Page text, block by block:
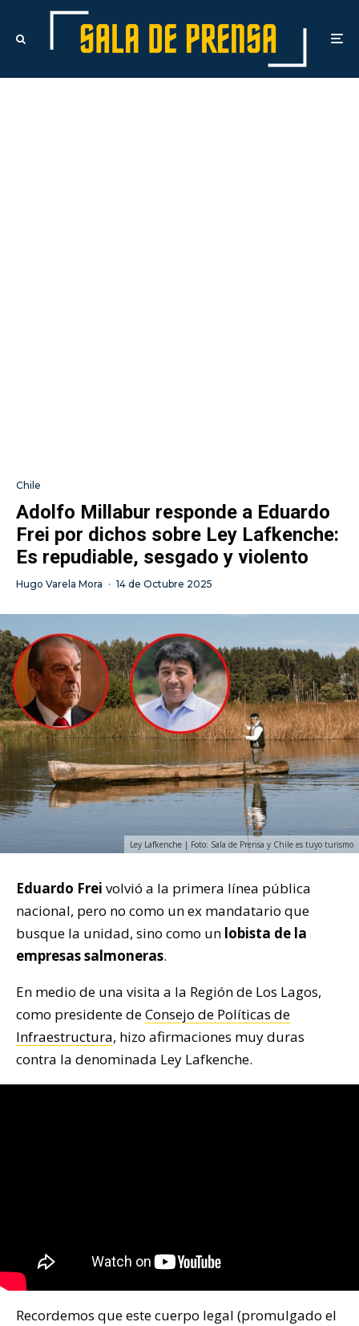
Chile
Adolfo Millabur responde a Eduardo
Frei por dichos sobre Ley Lafkenche:
Es repudiable, sesgado y violento
Hugo Varela Mora · 14 de Octubre 2025
Ley Lafkenche | Foto: Sala de Prensa y Chile es tuyo turismo
Eduardo Frei volvió a la primera línea pública
nacional, pero no como un ex mandatario que
busque la unidad, sino como un lobista de la
empresas salmoneras.
En medio de una visita a la Región de Los Lagos,
como presidente deConsejo de Políticas de
Infraestructura, hizo afirmaciones muy duras
contra la denominada Ley Lafkenche.
Recordemos que este cuerpo legal (promulgado el